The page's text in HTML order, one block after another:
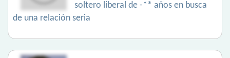
soltero liberal de -** años en busca
de una relación seria